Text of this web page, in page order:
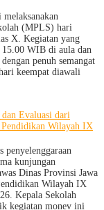
(MPLS) hari
X. Kegiatan yang
WIB di aula dan
penuh semangat
keempat diawali
Evaluasi dari
Pendidikan Wilayah IX
penyelenggaraan
kunjungan
Dinas Provinsi Jawa
Wilayah IX
Kepala Sekolah
kegiatan monev ini